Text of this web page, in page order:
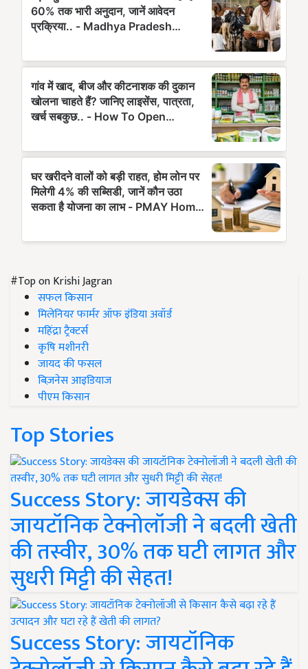
#Top on Krishi Jagran
सफल किसान
मिलेनियर फार्मर ऑफ इंडिया अवॉर्ड
महिंद्रा ट्रैक्टर्स
कृषि मशीनरी
जायद की फसल
बिज़नेस आइडियाज
पीएम किसान
Top Stories
Success Story: जायडेक्स की
जायटॉनिक टेक्नोलॉजी ने बदली खेती
की तस्वीर, 30% तक घटी लागत और
सुधरी मिट्टी की सेहत!
Success Story: जायटॉनिक